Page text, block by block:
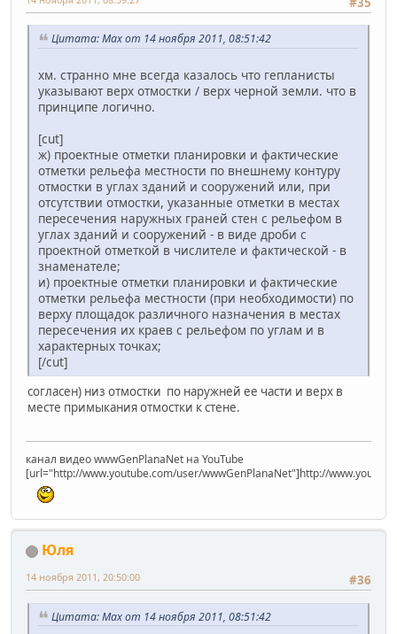
Цитата: Max от 14 ноября 2011, 08:51:42
хм. странно мне всегда казалось что гепланисты
указывают верх отмостки / верх черной земли. что в
принципе логично.
[cut]
ж) проектные отметки планировки и фактические
отметки рельефа местности по внешнему контуру
отмостки в углах зданий и сооружений или, при
отсутствии отмостки, указанные отметки в местах
пересечения наружных граней стен с рельефом в
углах зданий и сооружений - в виде дроби с
проектной отметкой в числителе и фактической - в
знаменателе;
и) проектные отметки планировки и фактические
отметки рельефа местности (при необходимости) по
верху площадок различного назначения в местах
пересечения их краев с рельефом по углам и в
характерных точках;
[/cut]
согласен) низ отмостки по наружней ее части и верх в
месте примыкания отмостки к стене.
канал видео wwwGenPlanaNet на YouTube
[url="http://www.youtube.com/user/wwwGenPlanaNet"]http://
Юля
#36
14 ноября 2011, 20:50:00
Цитата: Max от 14 ноября 2011, 08:51:42